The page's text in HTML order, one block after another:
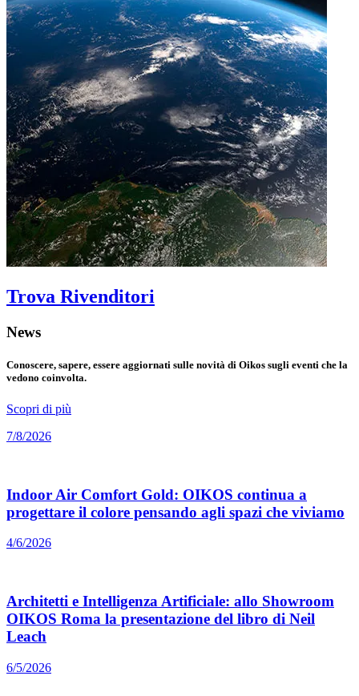
Trova Rivenditori
News
Conoscere, sapere, essere aggiornati sulle novità di Oikos sugli eventi che la
vedono coinvolta.
Scopri di più
7/8/2026
Indoor Air Comfort Gold: OIKOS continua a
progettare il colore pensando agli spazi che viviamo
4/6/2026
Architetti e Intelligenza Artificiale: allo Showroom
OIKOS Roma la presentazione del libro di Neil
Leach
6/5/2026